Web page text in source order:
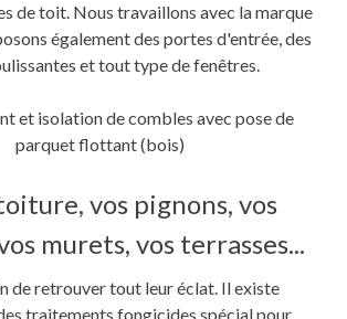
de toit. Nous travaillons avec la marque
également des portes d'entrée, des
et tout type de fenêtres.
et isolation de combles avec pose de
parquet flottant (bois)
vos pignons, vos
murets, vos terrasses...
de retrouver tout leur éclat. Il existe
traitements fongicides spécial pour